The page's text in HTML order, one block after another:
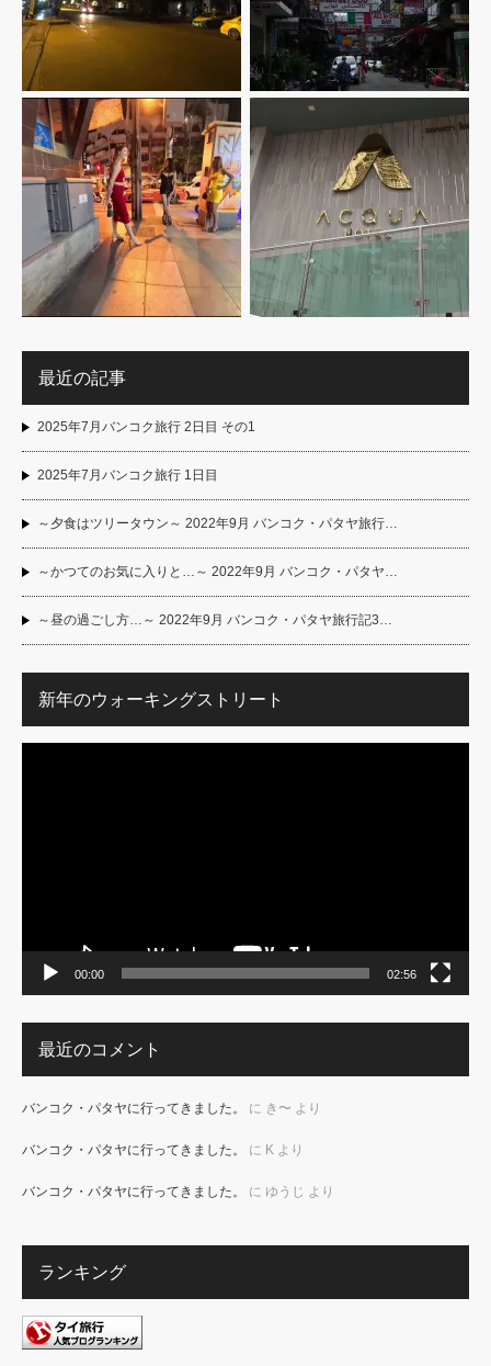
最近の記事
2025年7月バンコク旅行 2日目 その1
2025年7月バンコク旅行 1日目
～夕食はツリータウン～ 2022年9月 バンコク・パタヤ旅行…
～かつてのお気に入りと…～ 2022年9月 バンコク・パタヤ…
～昼の過ごし方…～ 2022年9月 バンコク・パタヤ旅行記3…
新年のウォーキングストリート
00:00 02:56
最近のコメント
バンコク・パタヤに行ってきました。 に き〜 より
バンコク・パタヤに行ってきました。 に K より
バンコク・パタヤに行ってきました。 に ゆうじ より
ランキング